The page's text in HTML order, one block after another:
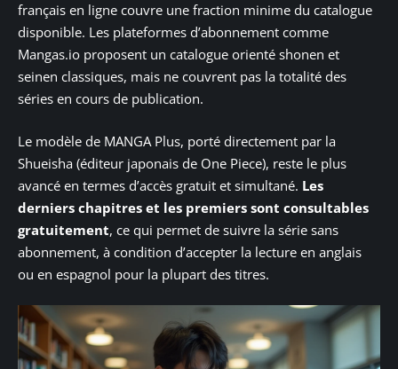
français en ligne couvre une fraction minime du catalogue
disponible. Les plateformes d’abonnement comme
Mangas.io proposent un catalogue orienté shonen et
seinen classiques, mais ne couvrent pas la totalité des
séries en cours de publication.
Le modèle de MANGA Plus, porté directement par la
Shueisha (éditeur japonais de One Piece), reste le plus
avancé en termes d’accès gratuit et simultané. Les
derniers chapitres et les premiers sont consultables
gratuitement, ce qui permet de suivre la série sans
abonnement, à condition d’accepter la lecture en anglais
ou en espagnol pour la plupart des titres.